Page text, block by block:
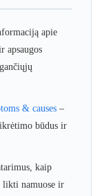
apie
apsaugos
& causes –
būdus ir
kaip
likti namuose ir